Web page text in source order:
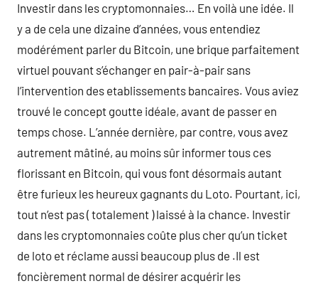
Investir dans les cryptomonnaies… En voilà une idée. Il
y a de cela une dizaine d’années, vous entendiez
modérément parler du Bitcoin, une brique parfaitement
virtuel pouvant s’échanger en pair-à-pair sans
l’intervention des etablissements bancaires. Vous aviez
trouvé le concept goutte idéale, avant de passer en
temps chose. L’année dernière, par contre, vous avez
autrement mâtiné, au moins sûr informer tous ces
florissant en Bitcoin, qui vous font désormais autant
être furieux les heureux gagnants du Loto. Pourtant, ici,
tout n’est pas ( totalement ) laissé à la chance. Investir
dans les cryptomonnaies coûte plus cher qu’un ticket
de loto et réclame aussi beaucoup plus de .Il est
foncièrement normal de désirer acquérir les